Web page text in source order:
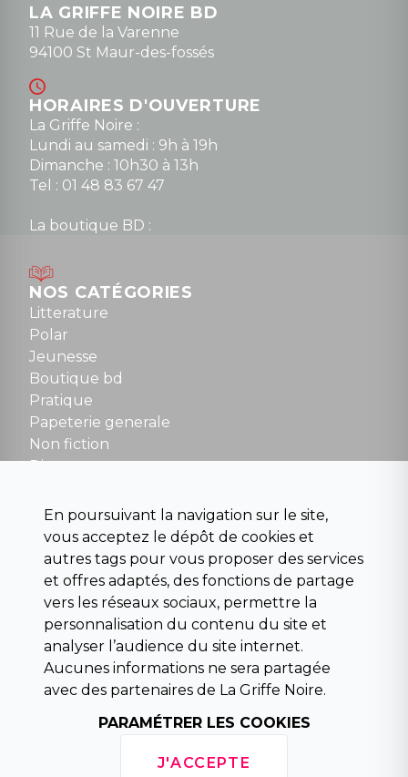
LA GRIFFE NOIRE BD
11 Rue de la Varenne
94100 St Maur-des-fossés
HORAIRES D'OUVERTURE
La Griffe Noire :
Lundi au samedi : 9h à 19h
Dimanche : 10h30 à 13h
Tel : 01 48 83 67 47
La boutique BD :
Mardi au samedi : 10h à 13h / 14h à 19h
Dimanche : 10h30 à 12h30
Tel : 01 48 89 13 88
NOUS CONTACTER
contact@la-griffe-noire.com
NOS CATÉGORIES
Litterature
Polar
Jeunesse
Boutique bd
Pratique
Papeterie generale
Non fiction
Divers
Beaux livres et art
Para scolaire
Histoire
Pochoteque
Pleiade
INFORMATIONS
Droit de rétractation
Conditions générales de vente
Horaires d'ouverture
En poursuivant la navigation sur le site,
vous acceptez le dépôt de cookies et
autres tags pour vous proposer des services
et offres adaptés, des fonctions de partage
vers les réseaux sociaux, permettre la
personnalisation du contenu du site et
analyser l’audience du site internet.
Aucunes informations ne sera partagée
avec des partenaires de La Griffe Noire.
PARAMÉTRER LES COOKIES
J'ACCEPTE